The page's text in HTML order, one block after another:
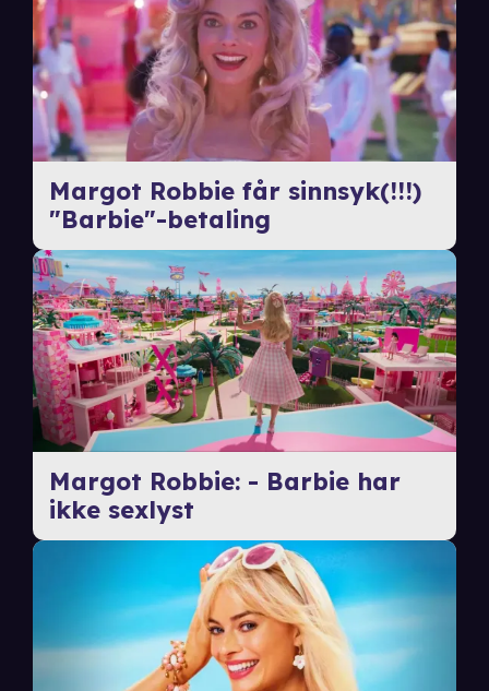
Margot Robbie får sinnsyk(!!!)
"Barbie"-betaling
Margot Robbie: - Barbie har
ikke sexlyst